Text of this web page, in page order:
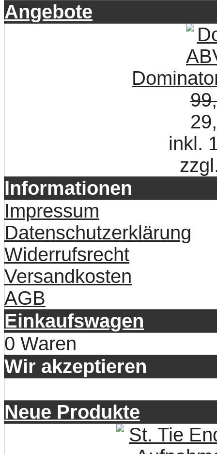
Angebote
inkl.
Informationen
Impressum
Datenschutzerklärung
Widerrufsrecht
Versandkosten
AGB
Einkaufswagen
0 Waren
Wir akzeptieren
Neue Produkte